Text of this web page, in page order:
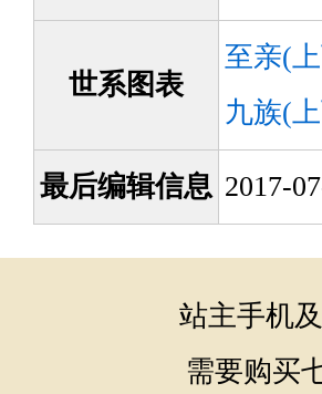
世系图表
至亲(
九族(
最后编辑信息 2017-
站主手机
需要购买